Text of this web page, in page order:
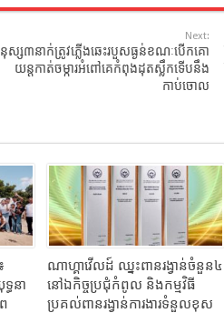
Next:
ស្ស៣នាក់ត្រូវភ្លើងឆេះរបួសធ្ងន់ខណៈបើកគោ
យន្តកាត់ចម្ការអំពៅគេកំពុងដុតស្លឹកទើបនឹង
កាប់ចោល
ធនា
ណាហ្គាវើលដ៍ ឈ្នះពានរង្វាន់ចំនួន៤
នៅឯកិច្ចប្រជុំកំពូល និងកម្មវិធី
ប្រគល់ពានរង្វាន់ការងារទំនួលខុស